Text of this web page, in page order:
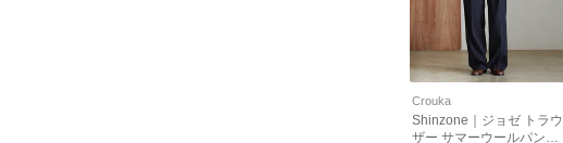
Crouka
Shinzone｜ジョゼ トラウ
ザー サマーウールパンツ